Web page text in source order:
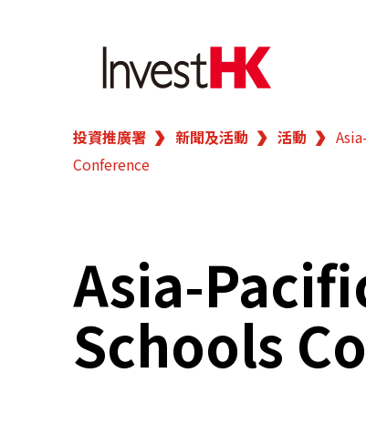
繁 简
香港營商優勢
新聞及活動
業務領域
投資推廣署 新聞及活動 活動
Conference
Asia-
Schools